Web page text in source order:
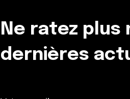
Ne ratez plus
dernières